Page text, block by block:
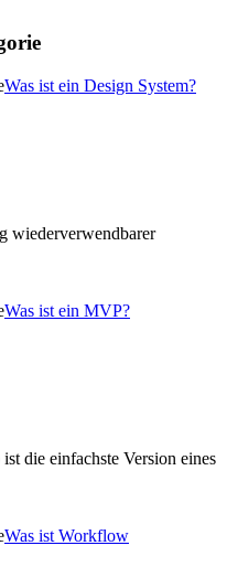
Was ist ein Design System?
wiederverwendbarer
Was ist ein MVP?
die einfachste Version eines
Was ist Workflow